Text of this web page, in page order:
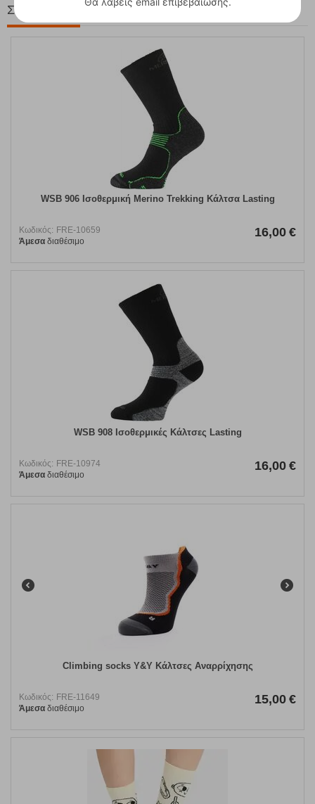
Στη ίδια Τιμή!
WSB 906 Ισοθερμική Merino Trekking Κάλτσα Lasting
Κωδικός: FRE-10659
Άμεσα διαθέσιμο
16,00 €
WSB 908 Ισοθερμικές Κάλτσες Lasting
Κωδικός: FRE-10974
Άμεσα διαθέσιμο
16,00 €
Climbing socks Y&Y Κάλτσες Αναρρίχησης
Κωδικός: FRE-11649
Άμεσα διαθέσιμο
15,00 €